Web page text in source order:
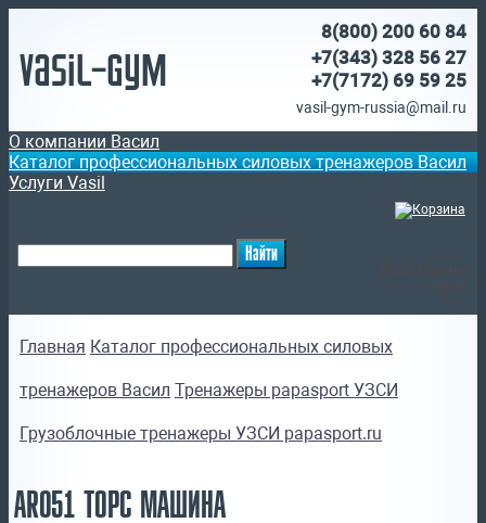
Vasil-Gym
8(800) 200 60 84
+7(343) 328 56 27
+7(7172) 69 59 25
vasil-gym-russia@mail.ru
О компании Васил
Каталог профессиональных силовых тренажеров Васил
Услуги Vasil
Главная Каталог профессиональных силовых
тренажеров Васил Тренажеры papasport УЗСИ
Грузоблочные тренажеры УЗСИ papasport.ru
AR051 ТОРС МАШИНА